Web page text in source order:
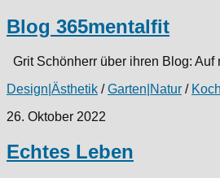
Blog 365mentalfit
Grit Schönherr über ihren Blog:
Design|Ästhetik /Garten|Natur /
26. Oktober 2022
Echtes Leben